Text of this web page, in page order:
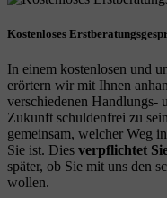
Kostenloses
In einem kostenlosen und
erörtern wir mit Ihnen
verschiedenen Handlungs-
Zukunft schuldenfrei zu
gemeinsam, welcher Weg
Sie ist. Dies verpflichtet
später, ob Sie mit uns den
wollen.